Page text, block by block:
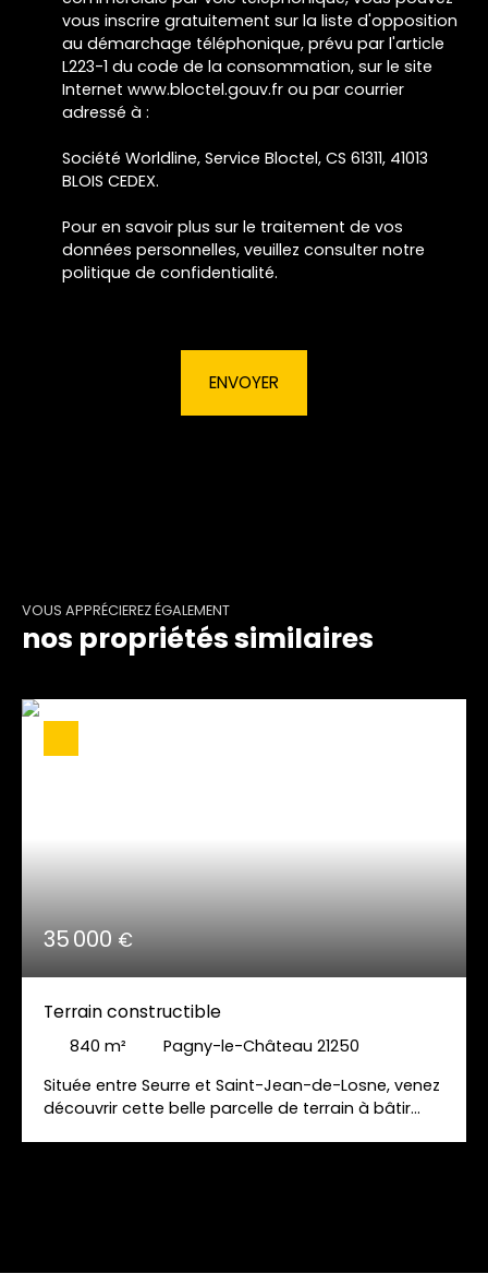
vous inscrire gratuitement sur la liste d'opposition
au démarchage téléphonique, prévu par l'article
L223-1 du code de la consommation, sur le site
Internet www.bloctel.gouv.fr ou par courrier
adressé à :
Société Worldline, Service Bloctel, CS 61311, 41013
BLOIS CEDEX.
Pour en savoir plus sur le traitement de vos
données personnelles, veuillez consulter notre
politique de confidentialité.
ENVOYER
VOUS APPRÉCIEREZ ÉGALEMENT
nos propriétés similaires
35 000€
Terrain constructible
840 m²
Pagny-le-Château 21250
Située entre Seurre et Saint-Jean-de-Losne, venez
découvrir cette belle parcelle de terrain à bâtir
collège, gare, autoroute, commerces divers). A